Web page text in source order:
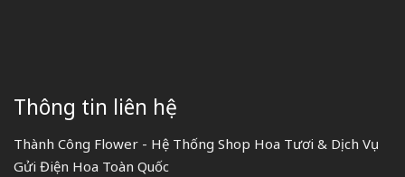
Thông tin liên hệ
Thành Công Flower - Hệ Thống Shop Hoa Tươi & Dịch Vụ
Gửi Điện Hoa Toàn Quốc